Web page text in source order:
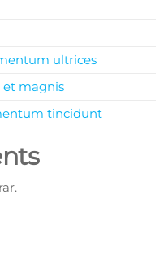
ultrices
et magnis
tincidunt